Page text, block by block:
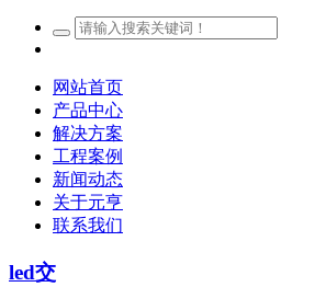
网站首页
产品中心
解决方案
工程案例
新闻动态
关于元亨
联系我们
led交